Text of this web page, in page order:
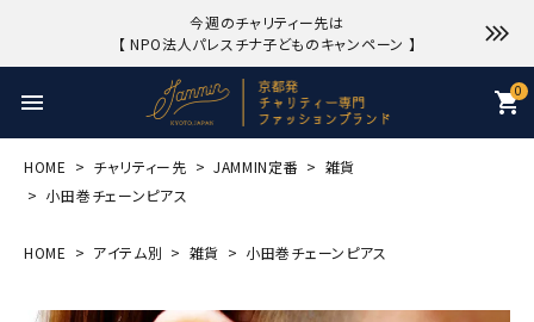
今週のチャリティー先は
【 NPO法人パレスチナ子どものキャンペーン 】
menu 0
shopping_cart
HOME チャリティー先 JAMMIN定番
雑貨
小田巻チェーンピアス
HOME アイテム別 雑貨 小田巻チェーンピアス